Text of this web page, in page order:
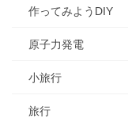
作ってみようDIY
原子力発電
小旅行
旅行